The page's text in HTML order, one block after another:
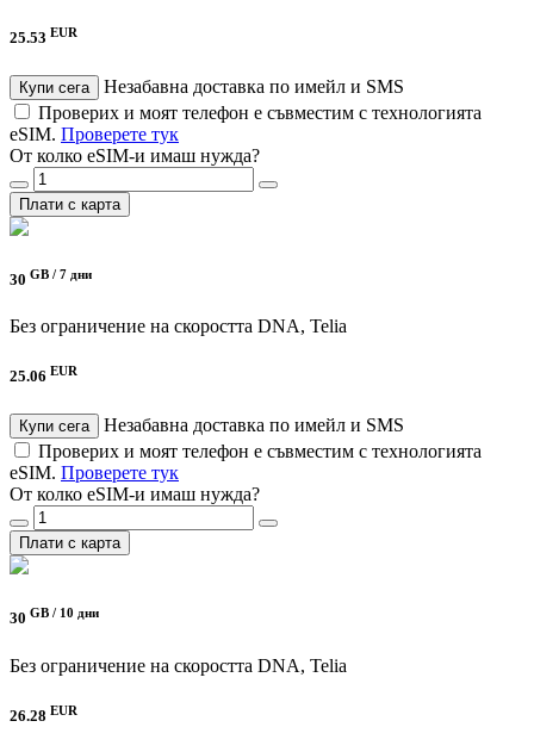
25.53 EUR
Купи сега
Незабавна доставка по имейл и SMS
Проверих и моят телефон е съвместим с технологията
eSIM. Проверете тук
От колко eSIM-и имаш нужда?
Плати с карта
30 GB / 7 дни
Без ограничение на скоростта DNA, Telia
25.06 EUR
Купи сега
Незабавна доставка по имейл и SMS
Проверих и моят телефон е съвместим с технологията
eSIM. Проверете тук
От колко eSIM-и имаш нужда?
Плати с карта
30 GB / 10 дни
Без ограничение на скоростта DNA, Telia
26.28 EUR